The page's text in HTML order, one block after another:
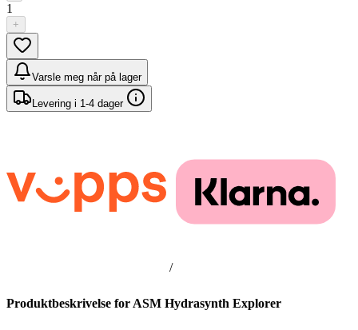
1
+
Varsle meg når på lager
Levering i 1-4 dager
/
Produktbeskrivelse for ASM Hydrasynth Explorer